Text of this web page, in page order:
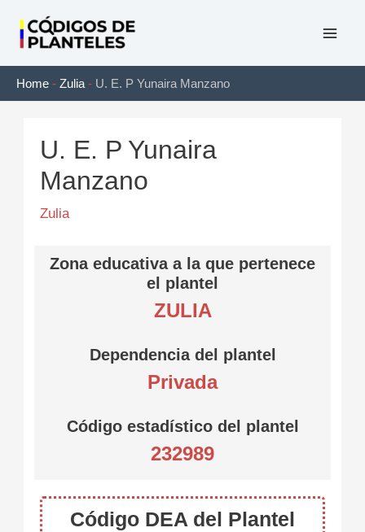
contenido
Home - Zulia - U. E. P Yunaira Manzano
U. E. P Yunaira
Manzano
Zulia
Zona educativa a la que pertenece
el plantel
ZULIA
Dependencia del plantel
Privada
Código estadístico del plantel
232989
Código DEA del Plantel